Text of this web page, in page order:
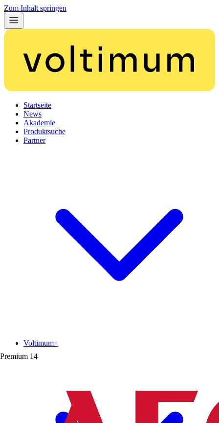
Zum Inhalt springen
Startseite
News
Akademie
Produktsuche
Partner
Premium 14
Voltimum+